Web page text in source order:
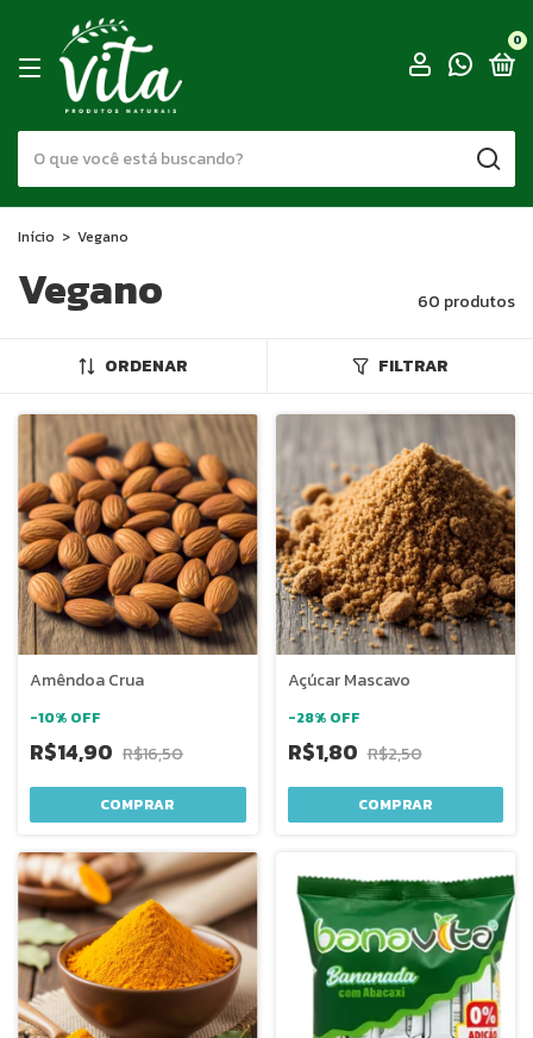
0
Início > Vegano
Vegano 60 produtos
ORDENAR FILTRAR
Amêndoa Crua
-10% OFF
R$14,90 R$16,50
COMPRAR
Açúcar Mascavo
-28% OFF
R$1,80 R$2,50
COMPRAR